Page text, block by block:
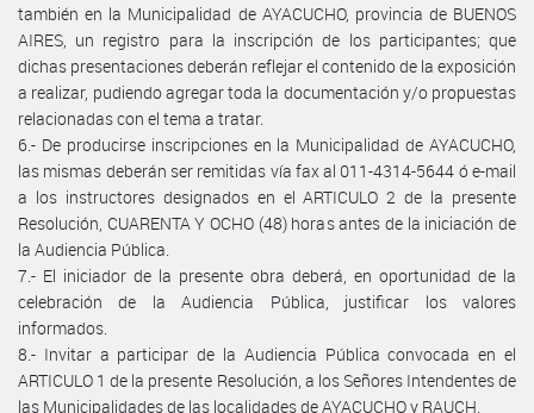
también en la Municipalidad de AYACUCHO, provincia de BUENOS
AIRES, un registro para la inscripción de los participantes; que
dichas presentaciones deberán reflejar el contenido de la exposición
a realizar, pudiendo agregar toda la documentación y/o propuestas
relacionadas con el tema a tratar.
6.- De producirse inscripciones en la Municipalidad de AYACUCHO,
las mismas deberán ser remitidas vía fax al 011-4314-5644 ó e-mail
a los instructores designados en el ARTICULO 2 de la presente
Resolución, CUARENTA Y OCHO (48) horas antes de la iniciación de
la Audiencia Pública.
7.- El iniciador de la presente obra deberá, en oportunidad de la
celebración de la Audiencia Pública, justificar los valores
informados.
8.- Invitar a participar de la Audiencia Pública convocada en el
ARTICULO 1 de la presente Resolución, a los Señores Intendentes de
las Municipalidades de las localidades de AYACUCHO y RAUCH.